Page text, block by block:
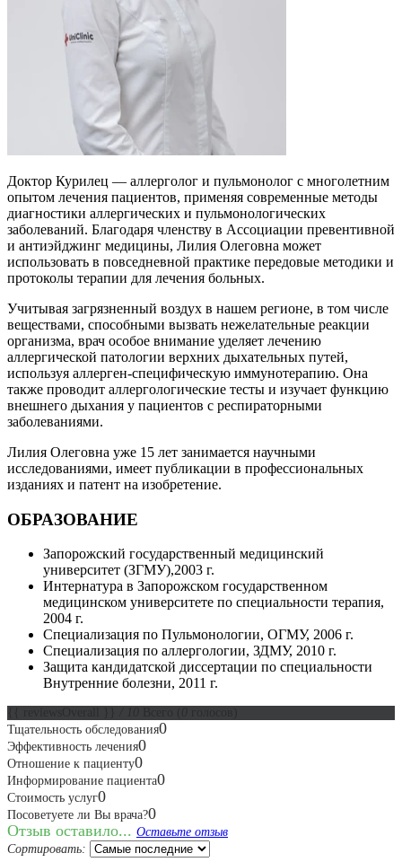
Доктор Курилец — аллерголог и пульмонолог с многолетним
опытом лечения пациентов, применяя современные методы
диагностики аллергических и пульмонологических
заболеваний. Благодаря членству в Ассоциации превентивной
и антиэйджинг медицины, Лилия Олеговна может
использовать в повседневной практике передовые методики и
протоколы терапии для лечения больных.
Учитывая загрязненный воздух в нашем регионе, в том числе
веществами, способными вызвать нежелательные реакции
организма, врач особое внимание уделяет лечению
аллергической патологии верхних дыхательных путей,
используя аллерген-специфическую иммунотерапию. Она
также проводит аллергологические тесты и изучает функцию
внешнего дыхания у пациентов с респираторными
заболеваниями.
Лилия Олеговна уже 15 лет занимается научными
исследованиями, имеет публикации в профессиональных
изданиях и патент на изобретение.
ОБРАЗОВАНИЕ
Запорожский государственный медицинский
университет (ЗГМУ),2003 г.
Интернатура в Запорожском государственном
медицинском университете по специальности терапия,
2004 г.
Специализация по Пульмонологии, ОГМУ, 2006 г.
Специализация по аллергологии, ЗДМУ, 2010 г.
Защита кандидатской диссертации по специальности
Внутренние болезни, 2011 г.
Тщательность обследования0
Эффективность лечения0
Отношение к пациенту0
Информирование пациента0
Стоимость услуг0
Посоветуете ли Вы врача?0
Отзыв оставило... Оставьте отзыв
Сортировать: